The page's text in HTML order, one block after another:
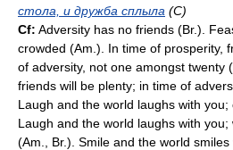
стола, и дружба сплыла (C)
Cf: Adversity has no friends (Br.).
crowded (Am. ). In time of prosperity,
of adversity, not one amongst twenty (
friends will be plenty; in time of
Laugh and the world laughs with
Laugh and the world laughs with
(Am. Br.). Smile and the world